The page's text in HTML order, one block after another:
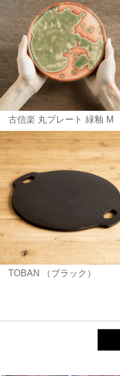
古信楽 丸プレート 緑釉 M
TOBAN （ブラック）